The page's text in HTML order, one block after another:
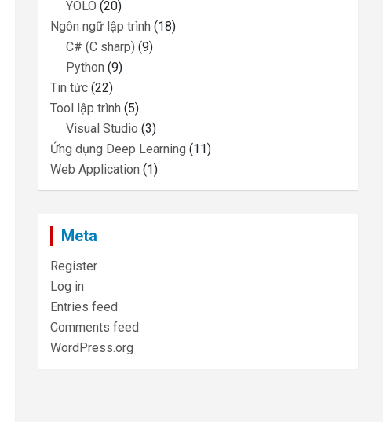
YOLO (20)
Ngôn ngữ lập trình (18)
C# (C sharp) (9)
Python (9)
Tin tức (22)
Tool lập trình (5)
Visual Studio (3)
Ứng dụng Deep Learning (11)
Web Application (1)
Meta
Register
Log in
Entries feed
Comments feed
WordPress.org